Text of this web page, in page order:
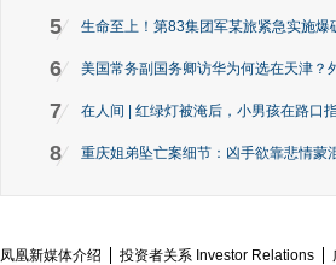
5 生命至上！第83集团军某旅紧急实施爆
6 美国常务副国务卿访华为何选在天津？
7 在人间 | 红绿灯被淹后，小男孩在路口
8 重庆姐弟坠亡案细节：凶手欲靠悲情蒙
凤凰新媒体介绍 投资者关系 Investor Relations